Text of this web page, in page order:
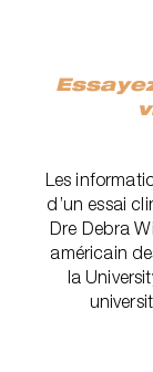
Les
d’un essai
Dre Debra
américain
la